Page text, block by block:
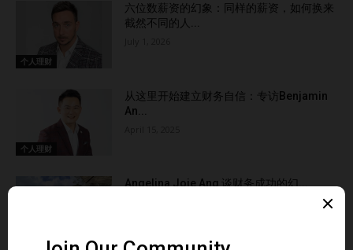
个人理财
六位数薪资的幻象：同样的薪资，如何换来
截然不同的人...
个人理财
从这里开始建立财务自信：专访Benjamin
An...
Angelina Joie Ang 谈财务成功的幻...